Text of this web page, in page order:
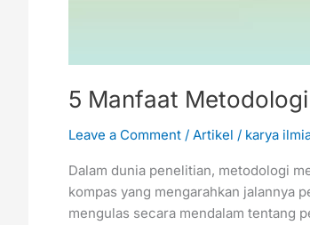
5 Manfaat
Leave a Comment / Artikel / karya
Dalam dunia penelitian, metodologi
kompas yang mengarahkan jalannya
mengulas secara mendalam tentang